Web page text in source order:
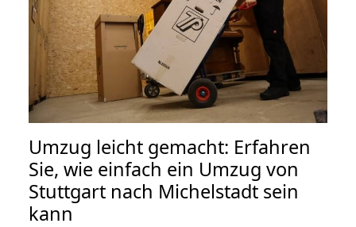
Umzug leicht gemacht: Erfahren
Sie, wie einfach ein Umzug von
Stuttgart nach Michelstadt sein
kann